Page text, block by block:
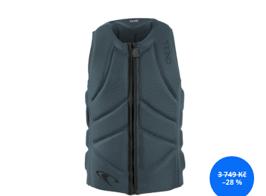
3 749 Kč
–28 %